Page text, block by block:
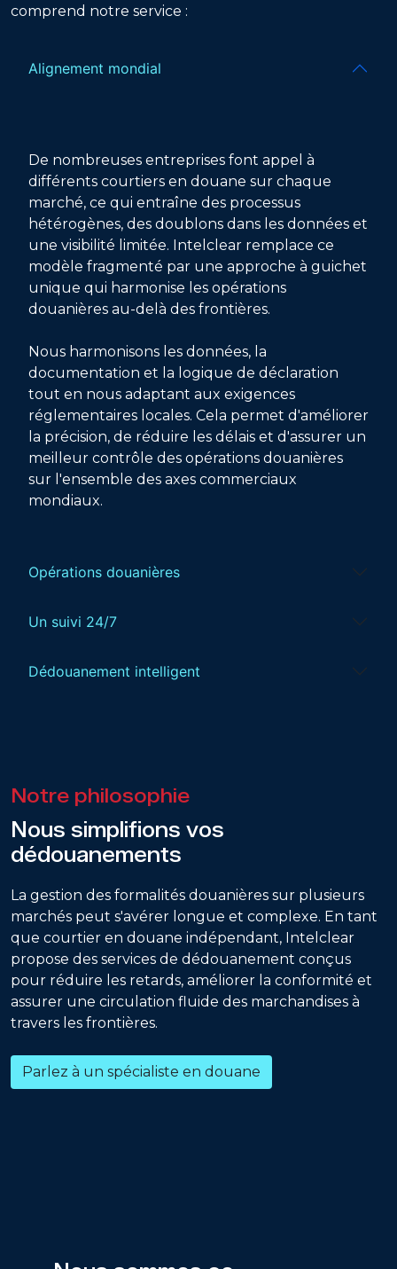
comprend notre service :
Alignement mondial
De nombreuses entreprises font appel à
différents courtiers en douane sur chaque
marché, ce qui entraîne des processus
hétérogènes, des doublons dans les données et
une visibilité limitée. Intelclear remplace ce
modèle fragmenté par une approche à guichet
unique qui harmonise les opérations
douanières au-delà des frontières.
Nous harmonisons les données, la
documentation et la logique de déclaration
tout en nous adaptant aux exigences
réglementaires locales. Cela permet d'améliorer
la précision, de réduire les délais et d'assurer un
meilleur contrôle des opérations douanières
sur l'ensemble des axes commerciaux
mondiaux.
Opérations douanières
Un suivi 24/7
Dédouanement intelligent
Notre philosophie
Nous simplifions vos
dédouanements
La gestion des formalités douanières sur plusieurs
marchés peut s'avérer longue et complexe. En tant
que courtier en douane indépendant, Intelclear
propose des services de dédouanement conçus
pour réduire les retards, améliorer la conformité et
assurer une circulation fluide des marchandises à
travers les frontières.
Parlez à un spécialiste en douane